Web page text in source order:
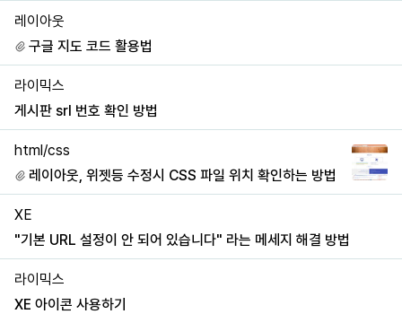
레이아웃
구글 지도 코드 활용법
라이믹스
게시판 srl 번호 확인 방법
html/css
레이아웃, 위젯등 수정시 CSS 파일 위치 확인하는 방법
XE
"기본 URL 설정이 안 되어 있습니다" 라는 메세지 해결 방법
라이믹스
XE 아이콘 사용하기